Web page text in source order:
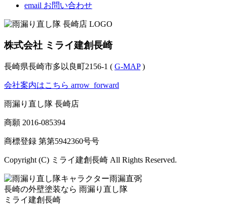
email お問い合わせ
株式会社 ミライ建創長崎
長崎県長崎市多以良町2156-1 ( G-MAP)
会社案内はこちら arrow_forward
雨漏り直し隊 長崎店
商願 2016-085394
商標登録 第第5942360号号
Copyright (C) ミライ建創長崎 All Rights Reserved.
長崎の外壁塗装なら 雨漏り直し隊
ミライ建創長崎